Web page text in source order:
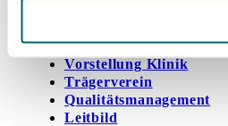
Vorstellung Klinik
Trägerverein
Qualitätsmanagement
Leitbild